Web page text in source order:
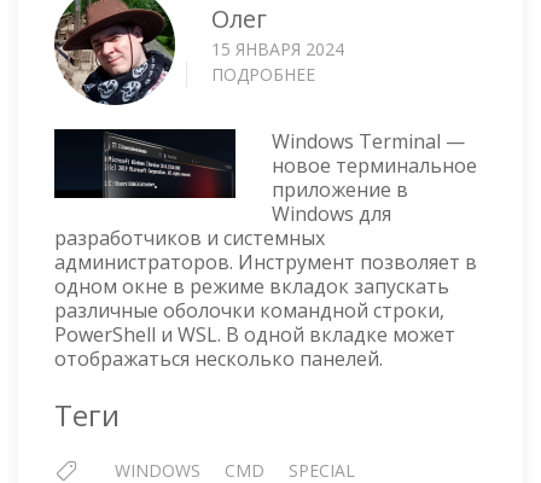
Олег
15 ЯНВАРЯ 2024
ПОДРОБНЕЕ
TERMINAL
Windows Terminal —
новое терминальное
приложение в
Windows для
разработчиков и системных
администраторов. Инструмент позволяет в
одном окне в режиме вкладок запускать
различные оболочки командной строки,
PowerShell и WSL. В одной вкладке может
отображаться несколько панелей.
Теги
WINDOWS CMD SPECIAL